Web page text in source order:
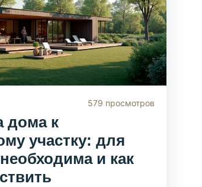
579 просмотров
дома к
участку: для
и как